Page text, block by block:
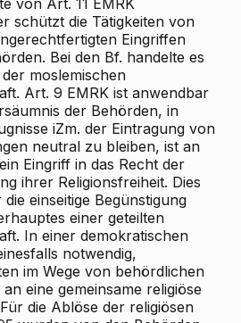
von Art. 11 EMRK
schützt die Tätigkeiten von
Eingriffen
Bei den Bf. handelte es
moslemischen
Art. 9 EMRK ist anwendbar
der Behörden, in
iZm. der Eintragung von
neutral zu bleiben, ist an
Eingriff in das Recht der
ihrer Religionsfreiheit. Dies
einseitige Begünstigung
einer geteilten
In einer demokratischen
notwendig,
im Wege von behördlichen
eine gemeinsame religiöse
die Ablöse der religiösen